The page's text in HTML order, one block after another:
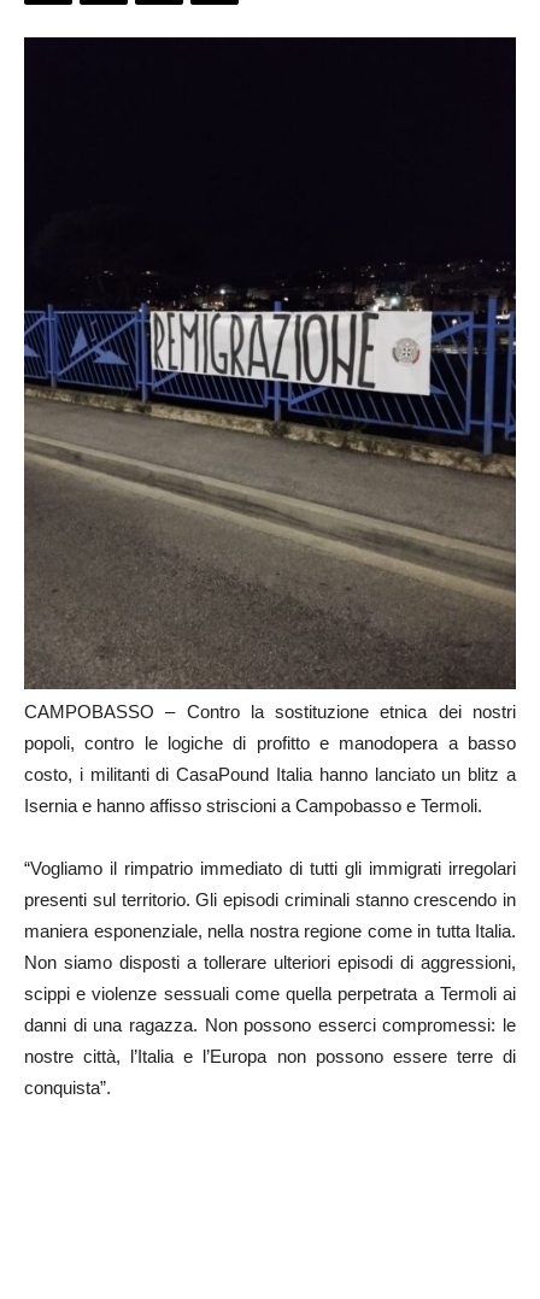
CAMPOBASSO – Contro la sostituzione etnica dei nostri
popoli, contro le logiche di profitto e manodopera a basso
costo, i militanti di CasaPound Italia hanno lanciato un blitz a
Isernia e hanno affisso striscioni a Campobasso e Termoli.
“Vogliamo il rimpatrio immediato di tutti gli immigrati irregolari
presenti sul territorio. Gli episodi criminali stanno crescendo in
maniera esponenziale, nella nostra regione come in tutta Italia.
Non siamo disposti a tollerare ulteriori episodi di aggressioni,
scippi e violenze sessuali come quella perpetrata a Termoli ai
danni di una ragazza. Non possono esserci compromessi: le
nostre città, l’Italia e l’Europa non possono essere terre di
conquista”.